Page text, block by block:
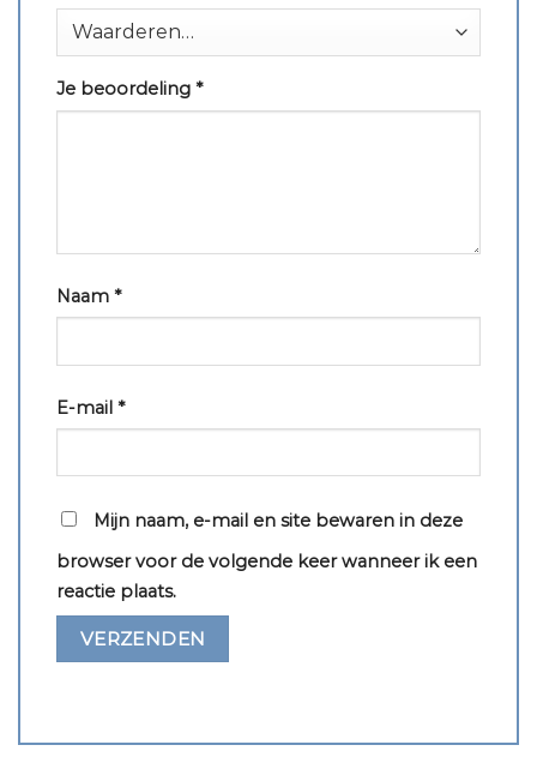
Je beoordeling *
Naam *
E-mail *
Mijn naam, e-mail en site bewaren in deze
browser voor de volgende keer wanneer ik een
reactie plaats.